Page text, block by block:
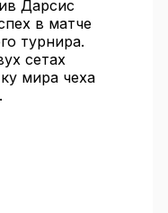
Дарсис
в матче
турнира.
сетах
мира чеха